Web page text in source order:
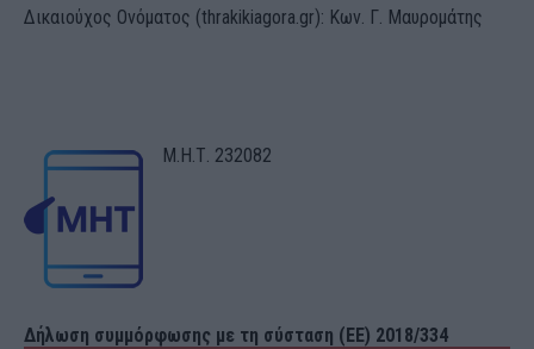
Δικαιούχος Ονόματος (thrakikiagora.gr): Κων. Γ. Μαυρομάτης
Μ.Η.Τ. 232082
Δήλωση συμμόρφωσης με τη σύσταση (ΕΕ) 2018/334